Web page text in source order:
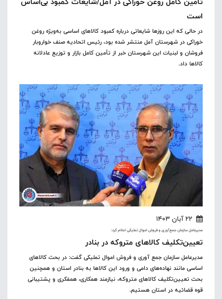
است
در حالی که این روزها شایعاتی درباره کمبود کالاهای اساسی به‌ویژه روغن
خوراکی در شهرستان آمل منتشر شده بود، رئیس اتحادیه صنف خواروبار
فروشان و لبنیات این شهرستان خبر از تأمین کامل بازار و توزیع عادلانه
کالاها داد.
22 آبان 1403
مدیرعامل سازمان جمع‌آوری و فروش اموال تملیکی اعلام کرد:
تعیین‌تکلیف کالاهای متروکه در بنادر
مدیرعامل سازمان جمع آوری و فروش اموال تملیکی گفت: در بحث کالاهای
اساسی مانند نهاده‌های دامی و ورود این کالاها به بنادر استان و همچنین
بحث تعیین‌تکلیف کالاهای متروکه، نیازمند همکاری، همفکری و پشتیبانی
قوه قضائیه در استان هستیم.